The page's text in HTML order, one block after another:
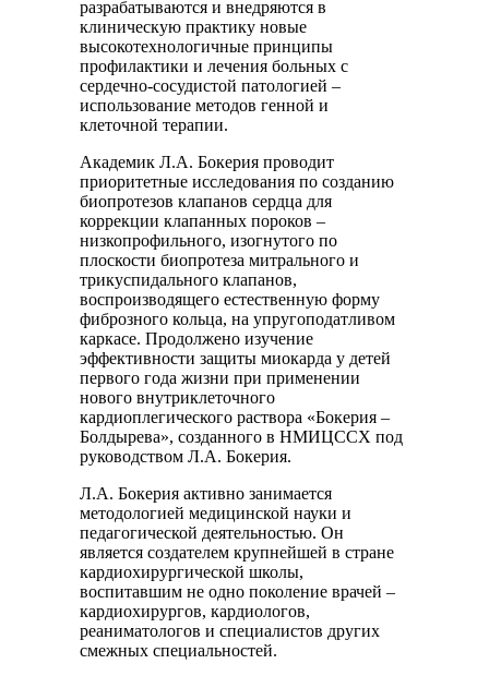
разрабатываются и внедряются в
клиническую практику новые
высокотехнологичные принципы
профилактики и лечения больных с
сердечно-сосудистой патологией –
использование методов генной и
клеточной терапии.
Академик Л.А. Бокерия проводит
приоритетные исследования по созданию
биопротезов клапанов сердца для
коррекции клапанных пороков –
низкопрофильного, изогнутого по
плоскости биопротеза митрального и
трикуспидального клапанов,
воспроизводящего естественную форму
фиброзного кольца, на упругоподатливом
каркасе. Продолжено изучение
эффективности защиты миокарда у детей
первого года жизни при применении
нового внутриклеточного
кардиоплегического раствора «Бокерия –
Болдырева», созданного в НМИЦССХ под
руководством Л.А. Бокерия.
Л.А. Бокерия активно занимается
методологией медицинской науки и
педагогической деятельностью. Он
является создателем крупнейшей в стране
кардиохирургической школы,
воспитавшим не одно поколение врачей –
кардиохирургов, кардиологов,
реаниматологов и специалистов других
смежных специальностей.